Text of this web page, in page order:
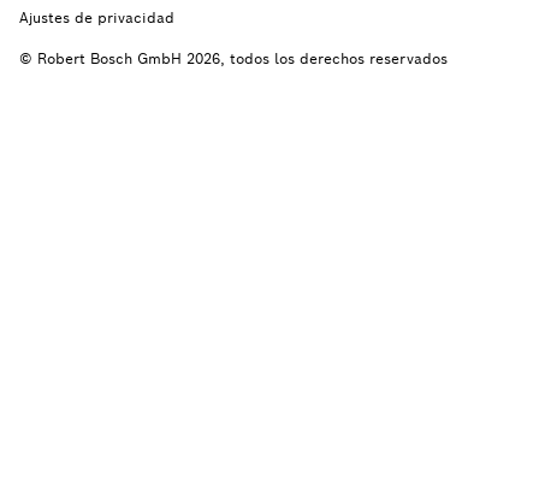
Ajustes de privacidad
© Robert Bosch GmbH 2026, todos los derechos reservados